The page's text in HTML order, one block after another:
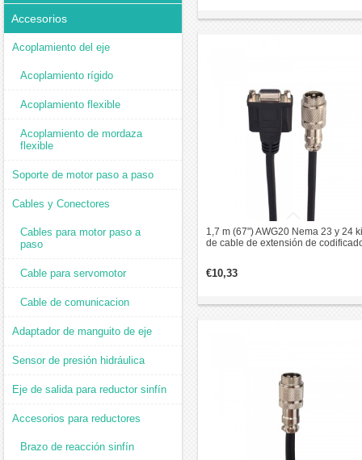
Accesorios
Acoplamiento del eje
Acoplamiento rígido
Acoplamiento flexible
Acoplamiento de mordaza
flexible
Soporte de motor paso a paso
Cables y Conectores
Cables para motor paso a
paso
Cable para servomotor
Cable de comunicacion
Adaptador de manguito de eje
Sensor de presión hidráulica
Eje de salida para reductor sinfín
Accesorios para reductores
Brazo de reacción sinfín
1,7 m (67") AWG20 Nema 23 y 24
de cable de extensión de
€10,33